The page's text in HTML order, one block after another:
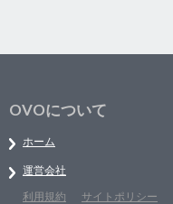
OVOについて
ホーム
運営会社
利用規約
サイトポリシー